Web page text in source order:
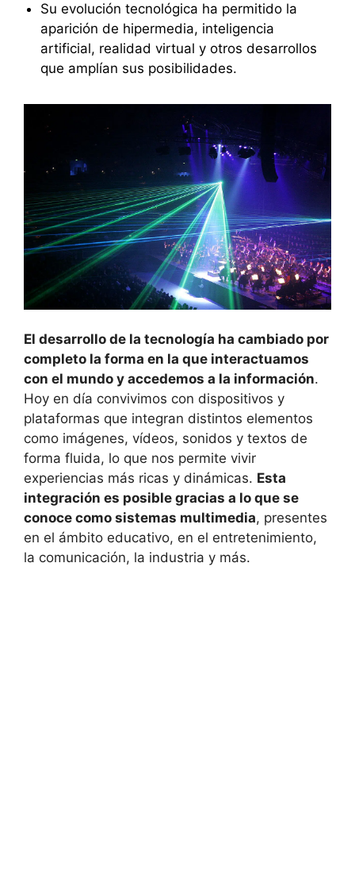
Su evolución tecnológica ha permitido la
aparición de hipermedia, inteligencia
artificial, realidad virtual y otros desarrollos
que amplían sus posibilidades.
El desarrollo de la tecnología ha cambiado por
completo la forma en la que interactuamos
con el mundo y accedemos a la información.
Hoy en día convivimos con dispositivos y
plataformas que integran distintos elementos
como imágenes, vídeos, sonidos y textos de
forma fluida, lo que nos permite vivir
experiencias más ricas y dinámicas. Esta
integración es posible gracias a lo que se
conoce como sistemas multimedia, presentes
en el ámbito educativo, en el entretenimiento,
la comunicación, la industria y más.